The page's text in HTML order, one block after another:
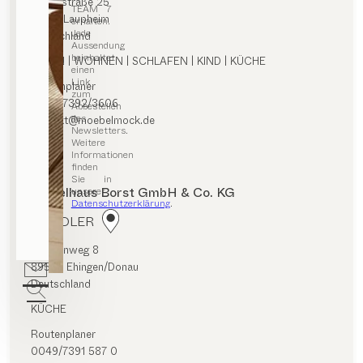
TEAM 7
erhalten.
Jede
Aussendung
beinhaltet
einen
Link
zum
Abbestellen
des
Newsletters.
Weitere
Informationen
finden
Sie in
unserer
Datenschutzerklärung.
88471 Laupheim
Deutschland
ESSEN | WOHNEN | SCHLAFEN | KIND | KÜCHE
Routenplaner
0049/7392/3606
kontakt@moebelmock.de
Möbelhaus Borst GmbH & Co. KG
HÄNDLER
Karpfenweg 8
89584 Ehingen/Donau
Deutschland
KÜCHE
Routenplaner
0049/7391 587 0